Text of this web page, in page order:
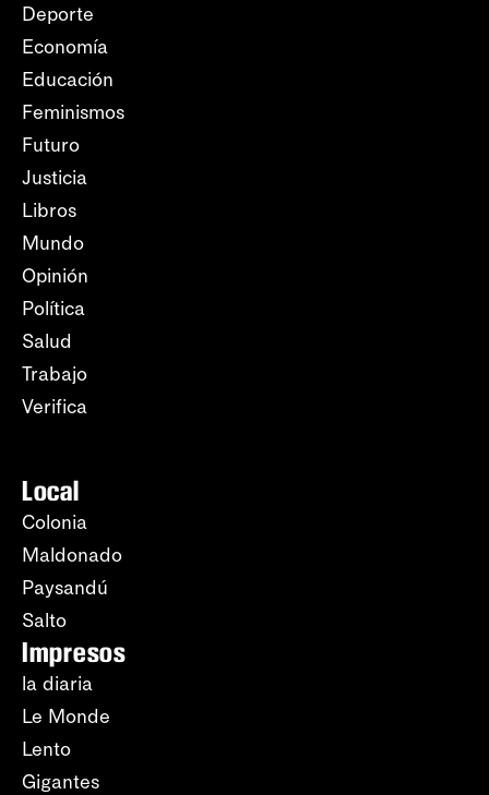
Deporte
Economía
Educación
Feminismos
Futuro
Justicia
Libros
Mundo
Opinión
Política
Salud
Trabajo
Verifica
Local
Colonia
Maldonado
Paysandú
Salto
Impresos
la diaria
Le Monde
Lento
Gigantes